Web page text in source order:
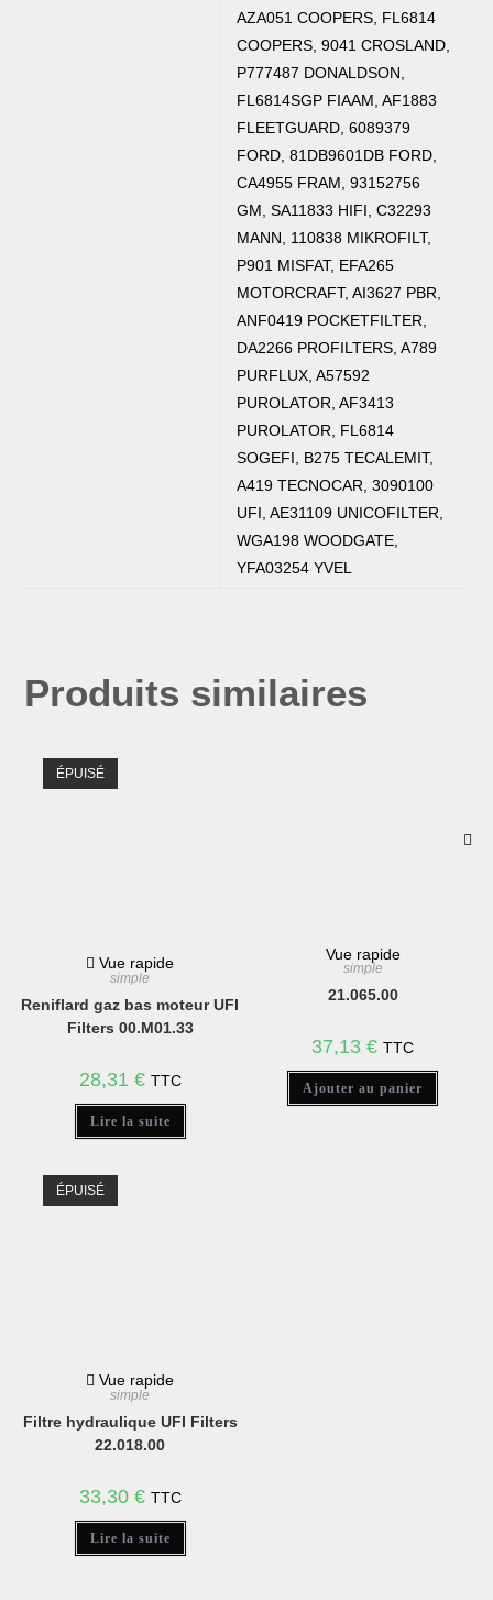
AZA051 COOPERS, FL6814
COOPERS, 9041 CROSLAND,
P777487 DONALDSON,
FL6814SGP FIAAM, AF1883
FLEETGUARD, 6089379
FORD, 81DB9601DB FORD,
CA4955 FRAM, 93152756
GM, SA11833 HIFI, C32293
MANN, 110838 MIKROFILT,
P901 MISFAT, EFA265
MOTORCRAFT, AI3627 PBR,
ANF0419 POCKETFILTER,
DA2266 PROFILTERS, A789
PURFLUX, A57592
PUROLATOR, AF3413
PUROLATOR, FL6814
SOGEFI, B275 TECALEMIT,
A419 TECNOCAR, 3090100
UFI, AE31109 UNICOFILTER,
WGA198 WOODGATE,
YFA03254 YVEL
Produits similaires
ÉPUISÉ
Vue rapide
simple
Reniflard gaz bas moteur UFI
Filters 00.M01.33
28,31 € TTC
Lire la suite
Vue rapide
simple
21.065.00
37,13€ TTC
Ajouter au panier
ÉPUISÉ
Vue rapide
simple
Filtre hydraulique UFI Filters
22.018.00
33,30 € TTC
Lire la suite